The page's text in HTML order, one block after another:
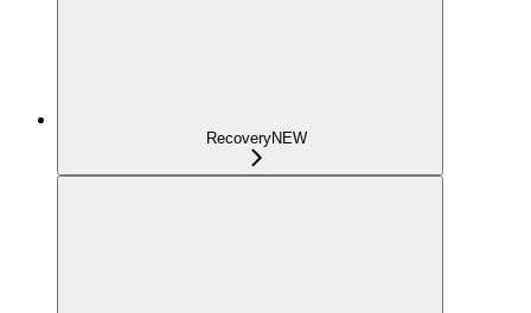
RecoveryNEW